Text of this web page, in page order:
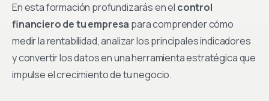
En esta formación profundizarás en el control
financiero de tu empresa para comprender cómo
medir la rentabilidad, analizar los principales indicadores
y convertir los datos en una herramienta estratégica que
impulse el crecimiento de tu negocio.